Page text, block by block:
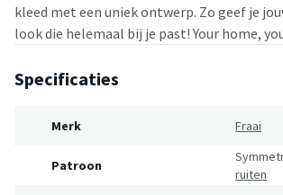
kleed met een uniek ontwerp. Zo geef je
look die helemaal bij je past! Your home,
Specificaties
Merk Fraai
Patroon
ruiten